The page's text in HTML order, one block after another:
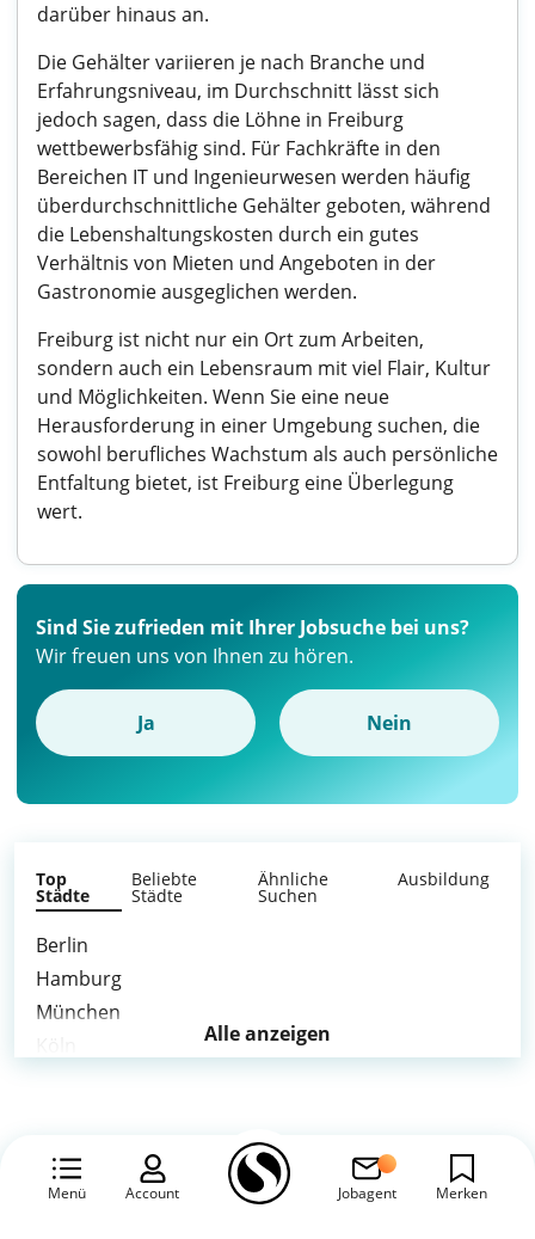
darüber hinaus an.
Die Gehälter variieren je nach Branche und
Erfahrungsniveau, im Durchschnitt lässt sich
jedoch sagen, dass die Löhne in Freiburg
wettbewerbsfähig sind. Für Fachkräfte in den
Bereichen IT und Ingenieurwesen werden häufig
überdurchschnittliche Gehälter geboten, während
die Lebenshaltungskosten durch ein gutes
Verhältnis von Mieten und Angeboten in der
Gastronomie ausgeglichen werden.
Freiburg ist nicht nur ein Ort zum Arbeiten,
sondern auch ein Lebensraum mit viel Flair, Kultur
und Möglichkeiten. Wenn Sie eine neue
Herausforderung in einer Umgebung suchen, die
sowohl berufliches Wachstum als auch persönliche
Entfaltung bietet, ist Freiburg eine Überlegung
wert.
Menü Account Jobagent Merken
Sind Sie zufrieden mit Ihrer Jobsuche bei uns?
Wir freuen uns von Ihnen zu hören.
Ja Nein
Top
Städte
Beliebte
Städte
Ähnliche
Suchen
Ausbildung
Berlin
Hamburg
München
Leipzig
Alle anzeigen